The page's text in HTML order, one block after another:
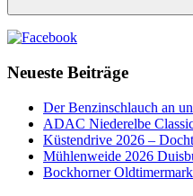
Suchen
Neueste Beiträge
Der Benzinschlauch an
ADAC Niederelbe
Küstendrive 2026 –
Mühlenweide 2026
Bockhorner